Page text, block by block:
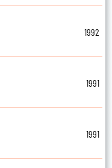
1992
1991
1991